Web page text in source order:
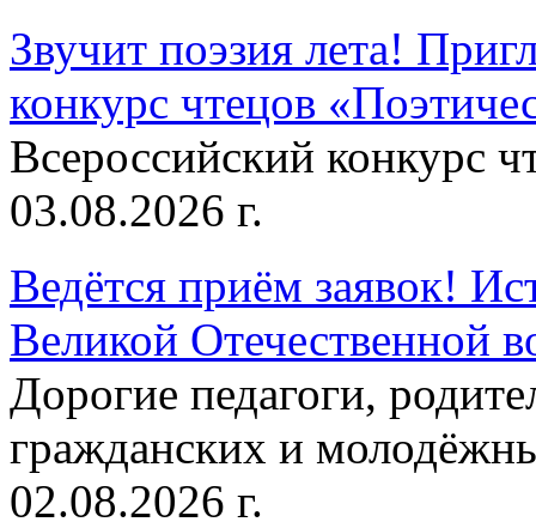
Звучит поэзия лета!
конкурс чтецов
Всероссийский конкурс
03.08.2026 г.
Ведётся приём заявок!
Великой Отечественной
Дорогие педагоги,
гражданских и
02.08.2026 г.